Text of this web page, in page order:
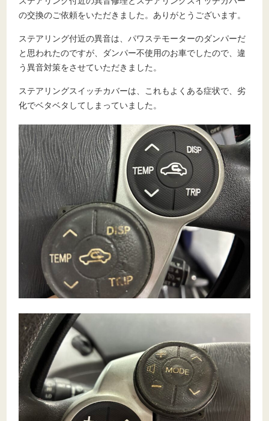
の交換のご依頼をいただきました。ありがとうございます。
ステアリング付近の異音は、パワステモーターのダンパーだ
と思われたのですが、ダンパー不使用のお車でしたので、違
う異音対策をさせていただきました。
ステアリングスイッチカバーは、これもよくある症状で、劣
化でベタベタしてしまっていました。